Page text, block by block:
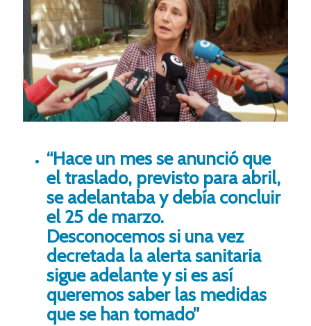
“Hace un mes se anunció que
el traslado, previsto para abril,
se adelantaba y debía concluir
el 25 de marzo.
Desconocemos si una vez
decretada la alerta sanitaria
sigue adelante y si es así
queremos saber las medidas
que se han tomado”